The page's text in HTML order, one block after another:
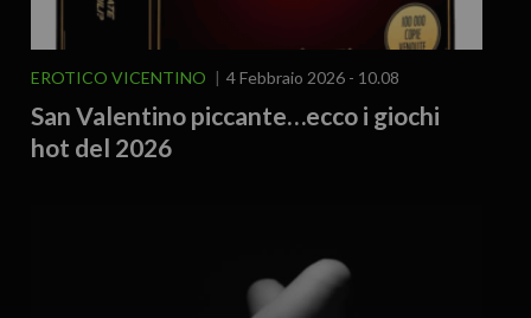
EROTICO VICENTINO 4 Febbraio 2026 - 10.08
San Valentino piccante…ecco i giochi
hot del 2026